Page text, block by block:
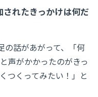
れたきっかけは何だ
の話があがって、「何
声がかかったのがきっ
つくってみたい！」と